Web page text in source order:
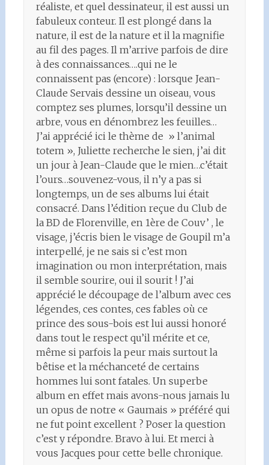
réaliste, et quel dessinateur, il est aussi un
fabuleux conteur. Il est plongé dans la
nature, il est de la nature et il la magnifie
au fil des pages. Il m’arrive parfois de dire
à des connaissances….qui ne le
connaissent pas (encore) : lorsque Jean-
Claude Servais dessine un oiseau, vous
comptez ses plumes, lorsqu’il dessine un
arbre, vous en dénombrez les feuilles…
J’ai apprécié ici le thème de » l’animal
totem », Juliette recherche le sien, j’ai dit
un jour à Jean-Claude que le mien…c’était
l’ours…souvenez-vous, il n’y a pas si
longtemps, un de ses albums lui était
consacré. Dans l’édition reçue du Club de
la BD de Florenville, en 1ère de Couv’ , le
visage, j’écris bien le visage de Goupil m’a
interpellé, je ne sais si c’est mon
imagination ou mon interprétation, mais
il semble sourire, oui il sourit ! J’ai
apprécié le découpage de l’album avec ces
légendes, ces contes, ces fables où ce
prince des sous-bois est lui aussi honoré
dans tout le respect qu’il mérite et ce,
même si parfois la peur mais surtout la
bêtise et la méchanceté de certains
hommes lui sont fatales. Un superbe
album en effet mais avons-nous jamais lu
un opus de notre « Gaumais » préféré qui
ne fut point excellent ? Poser la question
c’est y répondre. Bravo à lui. Et merci à
vous Jacques pour cette belle chronique.